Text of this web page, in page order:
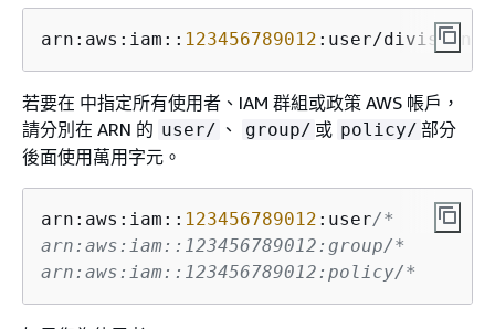
arn:aws:iam:: 123456789012 :user/
若要在 中指定所有使用者、IAM 群組或政策 AWS 帳戶，
請分別在 ARN 的 user/ 、 group/ 或 policy/ 部分
後面使用萬用字元。
arn:aws:iam:: 123456789012 :user/*
arn:aws:iam::123456789012:group/*
arn:aws:iam::123456789012:policy/*